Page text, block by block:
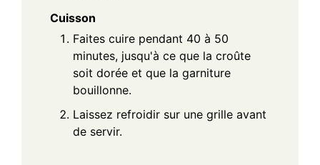
Cuisson
Faites cuire pendant 40 à 50
minutes, jusqu'à ce que la croûte
soit dorée et que la garniture
bouillonne.
Laissez refroidir sur une grille avant
de servir.